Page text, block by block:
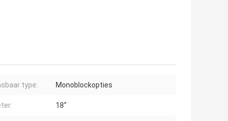
type: Monoblockopties
18“